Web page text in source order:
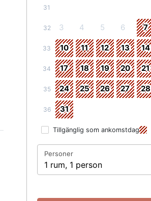
31
32 3 4 5 6 7
33 10 11 12 13 14
34 17 18 19 20 21
35 24 25 26 27 28
36 31
Tillgänglig som ankomstdag
Personer
1 rum, 1 person